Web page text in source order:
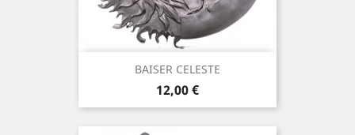
BAISER CELESTE
Prix
12,00 €